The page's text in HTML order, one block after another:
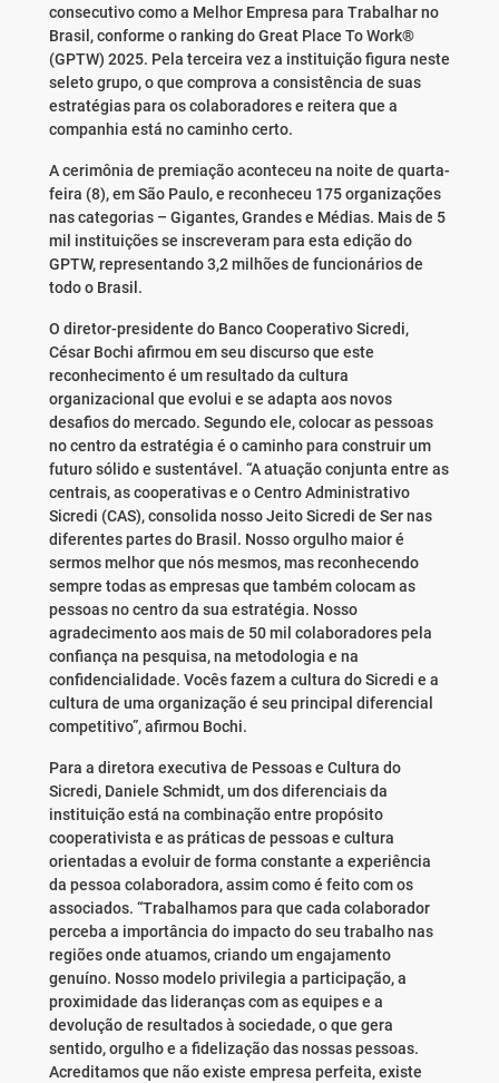
consecutivo como a Melhor Empresa para Trabalhar no
Brasil, conforme o ranking do Great Place To Work®
(GPTW) 2025. Pela terceira vez a instituição figura neste
seleto grupo, o que comprova a consistência de suas
estratégias para os colaboradores e reitera que a
companhia está no caminho certo.
A cerimônia de premiação aconteceu na noite de quarta-
feira (8), em São Paulo, e reconheceu 175 organizações
nas categorias – Gigantes, Grandes e Médias. Mais de 5
mil instituições se inscreveram para esta edição do
GPTW, representando 3,2 milhões de funcionários de
todo o Brasil.
O diretor-presidente do Banco Cooperativo Sicredi,
César Bochi afirmou em seu discurso que este
reconhecimento é um resultado da cultura
organizacional que evolui e se adapta aos novos
desafios do mercado. Segundo ele, colocar as pessoas
no centro da estratégia é o caminho para construir um
futuro sólido e sustentável. “A atuação conjunta entre as
centrais, as cooperativas e o Centro Administrativo
Sicredi (CAS), consolida nosso Jeito Sicredi de Ser nas
diferentes partes do Brasil. Nosso orgulho maior é
sermos melhor que nós mesmos, mas reconhecendo
sempre todas as empresas que também colocam as
pessoas no centro da sua estratégia. Nosso
agradecimento aos mais de 50 mil colaboradores pela
confiança na pesquisa, na metodologia e na
confidencialidade. Vocês fazem a cultura do Sicredi e a
cultura de uma organização é seu principal diferencial
competitivo”, afirmou Bochi.
Para a diretora executiva de Pessoas e Cultura do
Sicredi, Daniele Schmidt, um dos diferenciais da
instituição está na combinação entre propósito
cooperativista e as práticas de pessoas e cultura
orientadas a evoluir de forma constante a experiência
da pessoa colaboradora, assim como é feito com os
associados. “Trabalhamos para que cada colaborador
perceba a importância do impacto do seu trabalho nas
regiões onde atuamos, criando um engajamento
genuíno. Nosso modelo privilegia a participação, a
proximidade das lideranças com as equipes e a
devolução de resultados à sociedade, o que gera
sentido, orgulho e a fidelização das nossas pessoas.
Acreditamos que não existe empresa perfeita, existe